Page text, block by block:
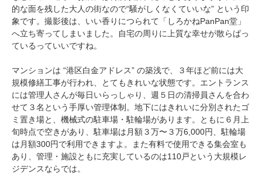
的な面を残した大人の街なので“騒がしくなくていいな” という印
象です。撮影後は、いい香りにつられて「しろかねPanPan堂」
へ立ち寄ってしまいました。自宅の周りに上質な幸せが散らばっ
ているっていいですね。
マンションは “港区白金アドレス” の築浅で、３年ほど前には大
規模修繕工事が行われ、とてもきれいな状態です。エントランス
には管理人さんが毎日いらっしゃり、週５日の清掃員さんを合わ
せて３名という手厚い管理体制。地下にはきれいに分別されたゴ
ミ置き場と、機械式の駐車場・駐輪場があります。ともに６月上
旬時点で空きがあり、駐車場は月額３万〜３万6,000円、駐輪場
は月額300円で利用できますよ。また有料で使用できる集会室も
あり、管理・施設ともに充実しているのは110戸という大規模レ
ジデンスならでは。